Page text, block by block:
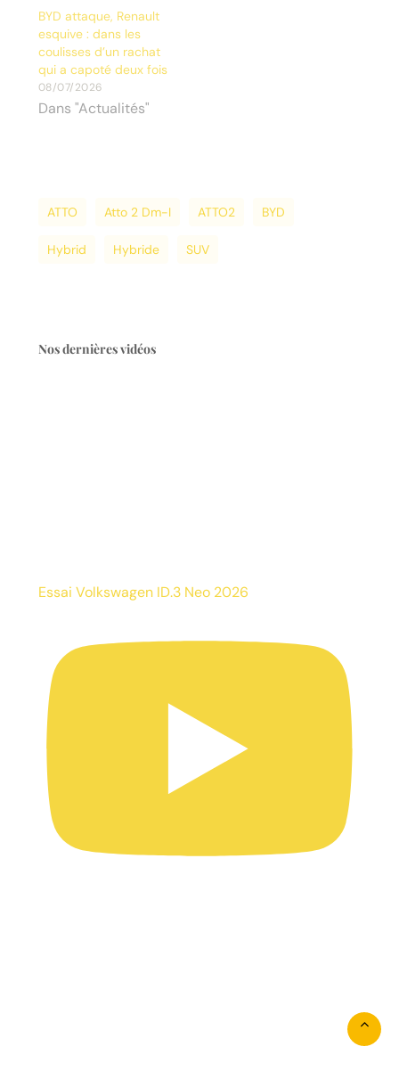
BYD attaque, Renault
esquive : dans les
coulisses d’un rachat
qui a capoté deux fois
08/07/2026
Dans "Actualités"
ATTO Atto 2 Dm-I ATTO2 BYD
Hybrid Hybride SUV
Nos dernières vidéos
Essai Volkswagen ID.3 Neo 2026